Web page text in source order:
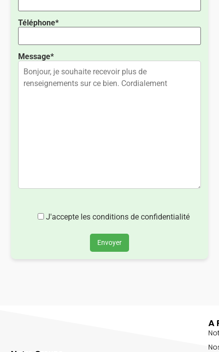
Téléphone*
Message*
J'accepte les conditions de confidentialité
Envoyer
A